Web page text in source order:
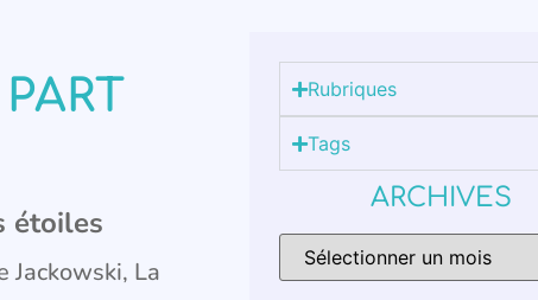
étoiles
Jackowski, La
Rubriques
Tags
ARCHIVES